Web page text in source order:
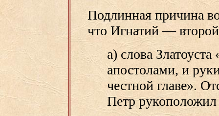
Подлинная причина
что Игнатий —
а) слова
апостолами, и
честной главе».
Петр